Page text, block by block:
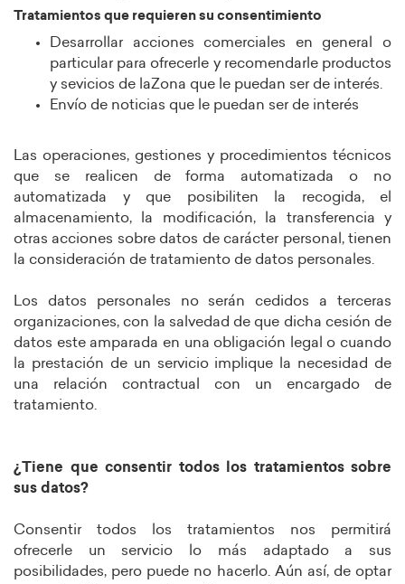
Tratamientos que requieren su consentimiento
Desarrollar acciones comerciales en general o
particular para ofrecerle y recomendarle productos
y sevicios de laZona que le puedan ser de interés.
Envío de noticias que le puedan ser de interés
Las operaciones, gestiones y procedimientos técnicos
que se realicen de forma automatizada o no
automatizada y que posibiliten la recogida, el
almacenamiento, la modificación, la transferencia y
otras acciones sobre datos de carácter personal, tienen
la consideración de tratamiento de datos personales.
Los datos personales no serán cedidos a terceras
organizaciones, con la salvedad de que dicha cesión de
datos este amparada en una obligación legal o cuando
la prestación de un servicio implique la necesidad de
una relación contractual con un encargado de
tratamiento.
¿Tiene que consentir todos los tratamientos sobre
sus datos?
Consentir todos los tratamientos nos permitirá
ofrecerle un servicio lo más adaptado a sus
posibilidades, pero puede no hacerlo. Aún así, de optar